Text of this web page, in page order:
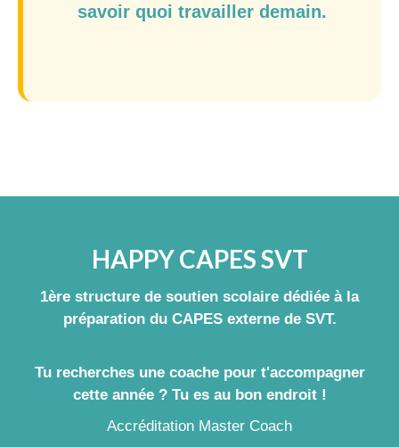
savoir quoi travailler demain.
HAPPY CAPES SVT
1ère structure de soutien scolaire dédiée à la
préparation du CAPES externe de SVT.
Tu recherches une coache pour t'accompagner
cette année ? Tu es au bon endroit !
Accréditation Master Coach